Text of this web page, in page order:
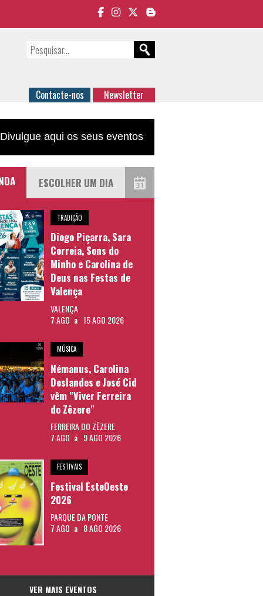
Contacte-nos Newsletter
Divulgue aqui os seus eventos
TRADIÇÃO
Diogo Piçarra, Sara
Correia, Sons do
Minho e Carolina de
Deus nas Festas de
Valença
VALENÇA
7 AGO a 15 AGO 2026
MÚSICA
Némanus, Carolina
Deslandes e José Cid
vêm "Viver Ferreira
do Zêzere"
FERREIRA DO ZÊZERE
7 AGO a 9 AGO 2026
FESTIVAIS
Festival EsteOeste
2026
PARQUE DA PONTE
7 AGO a 8 AGO 2026
VER MAIS EVENTOS